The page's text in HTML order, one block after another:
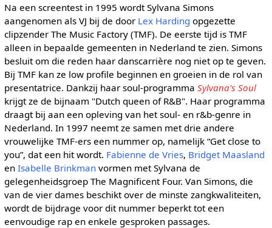
Na een screentest in 1995 wordt Sylvana Simons
aangenomen als VJ bij de door Lex Harding opgezette
clipzender The Music Factory (TMF). De eerste tijd is TMF
alleen in bepaalde gemeenten in Nederland te zien. Simons
besluit om die reden haar danscarrière nog niet op te geven.
Bij TMF kan ze low profile beginnen en groeien in de rol van
presentatrice. Dankzij haar soul-programma Sylvana's Soul
krijgt ze de bijnaam "Dutch queen of R&B". Haar programma
draagt bij aan een opleving van het soul- en r&b-genre in
Nederland. In 1997 neemt ze samen met drie andere
vrouwelijke TMF-ers een nummer op, namelijk “Get close to
you”, dat een hit wordt. Fabienne de Vries, Bridget Maasland
en Isabelle Brinkmanvormen met Sylvana de
gelegenheidsgroep The Magnificent Four. Van Simons, die
van de vier dames beschikt over de minste zangkwaliteiten,
wordt de bijdrage voor dit nummer beperkt tot een
eenvoudige rap en enkele gesproken passages.